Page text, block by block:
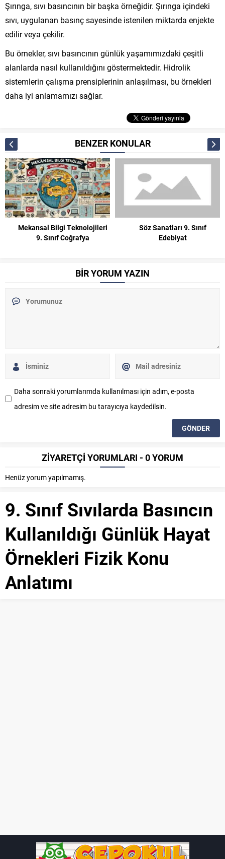
Şırınga, sıvı basıncının bir başka örneğidir. Şırınga içindeki
sıvı, uygulanan basınç sayesinde istenilen miktarda enjekte
edilir veya çekilir.
Bu örnekler, sıvı basıncının günlük yaşamımızdaki çeşitli
alanlarda nasıl kullanıldığını göstermektedir. Hidrolik
sistemlerin çalışma prensiplerinin anlaşılması, bu örnekleri
daha iyi anlamamızı sağlar.
BENZER KONULAR
Mekansal Bilgi Teknolojileri
9. Sınıf Coğrafya
Söz Sanatları 9. Sınıf
Edebiyat
BİR YORUM YAZIN
Daha sonraki yorumlarımda kullanılması için adım, e-posta
adresim ve site adresim bu tarayıcıya kaydedilsin.
ZİYARETÇİ YORUMLARI - 0 YORUM
Henüz yorum yapılmamış.
9. Sınıf Sıvılarda Basıncın
Kullanıldığı Günlük Hayat
Örnekleri Fizik Konu
Anlatımı